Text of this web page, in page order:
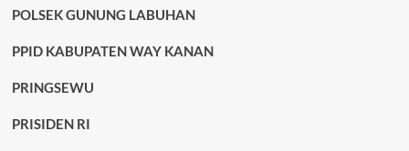
POLSEK GUNUNG LABUHAN
PPID KABUPATEN WAY KANAN
PRINGSEWU
PRISIDEN RI